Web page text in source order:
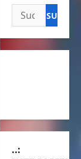
Suchen
nach:
..: